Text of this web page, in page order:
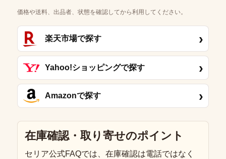
価格や送料、出品者、状態を確認してから利用してください。
楽天市場で探す ›
Yahoo!ショッピングで探す ›
Amazonで探す ›
在庫確認・取り寄せのポイント
セリア公式FAQでは、在庫確認は電話ではなく